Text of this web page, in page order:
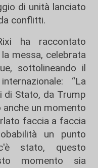
di unità lanciato
conflitti.
ha raccontato
messa, celebrata
sottolineando il
“La
di Stato, da Trump
anche un momento
faccia a faccia
un punto
stato, questo
momento sia